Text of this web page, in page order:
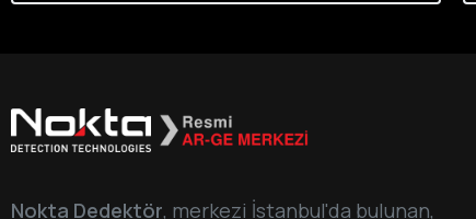
Nokta Dedektör, merkezi İstanbul'da bulunan,